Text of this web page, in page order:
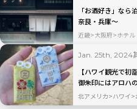
「お酒好き」なら
奈良・兵庫〜
近畿 大阪府 ホテル
Jan. 25th, 2024
【ハワイ観光で初
御朱印にはアロハ
北アメリカ ハワイ